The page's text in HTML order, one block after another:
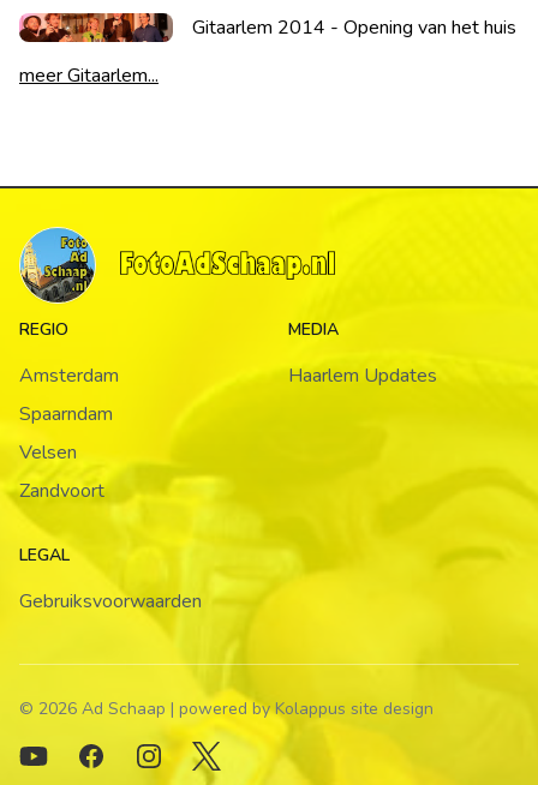
Gitaarlem 2014 - Opening van het huis
meer Gitaarlem...
REGIO
Amsterdam
Spaarndam
Velsen
Zandvoort
MEDIA
Haarlem Updates
LEGAL
Gebruiksvoorwaarden
© 2026 Ad Schaap | powered by Kolappus site design